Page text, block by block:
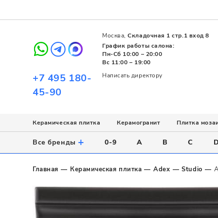
+7 495 180-
45-90
Написать директору
Москва,Складочная 1 стр.1 вход 8
График работы салона:
Пн-Сб 10:00 – 20:00
Вс 11:00 – 19:00
Керамическая плитка
Использование
Напольное
Настенное
Для ванной
Стиль
Современный
Пэчворк
Все
Керамогранит
Назначение
Для ванной
Напольное
Все
Поверхность
Матовая
Полированная
Все
Плитка
Назначение
Для ванной
Для бассейна
Все
Цвет
Белый
Серый
Все
Все бренды + 0-9 A B C D
Главная Керамическая плитка Adex Studio